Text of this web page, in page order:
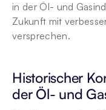
in der Öl- und
Zukunft mit
versprechen.
Historischer
der Öl- und